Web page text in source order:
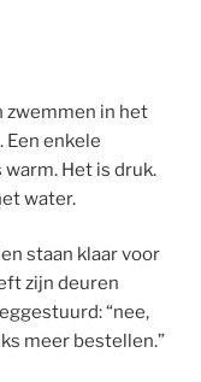
zwemmen in het
Een enkele
Het is druk.
water.
staan klaar voor
zijn deuren
“nee,
meer bestellen.”